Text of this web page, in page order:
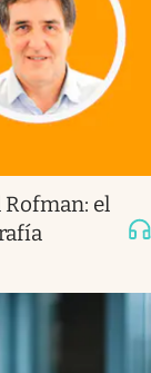
Rofman: el